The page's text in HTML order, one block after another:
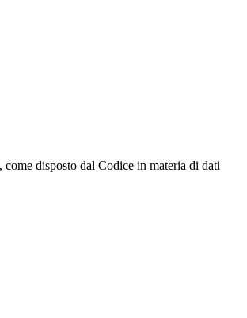
disposto dal Codice in materia di dati